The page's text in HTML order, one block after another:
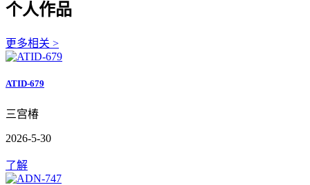
个人作品
更多相关 >
ATID-679
三宫椿
2026-5-30
了解